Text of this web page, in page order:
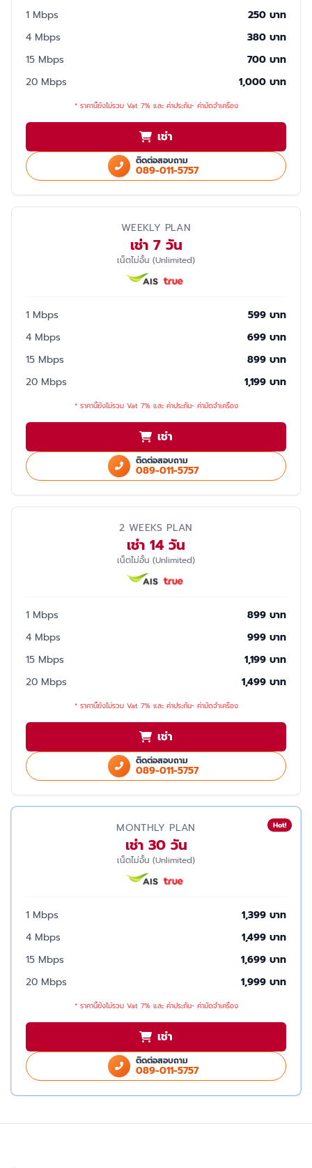
1 Mbps
250 บาท
4 Mbps
380 บาท
15 Mbps
700 บาท
20 Mbps
1,000 บาท
* ราคานี้ยังไม่รวม Vat 7% และ ค่าประกัน- ค่ามัดจำเครื่อง
เช่า
ติดต่อสอบถาม
089-011-5757
WEEKLY PLAN
เช่า 7 วัน
เน็ตไม่อั้น (Unlimited)
1 Mbps
599 บาท
4 Mbps
699 บาท
15 Mbps
899 บาท
20 Mbps
1,199 บาท
* ราคานี้ยังไม่รวม Vat 7% และ ค่าประกัน- ค่ามัดจำเครื่อง
เช่า
ติดต่อสอบถาม
089-011-5757
2 WEEKS PLAN
เช่า 14 วัน
เน็ตไม่อั้น (Unlimited)
1 Mbps
899 บาท
4 Mbps
999 บาท
15 Mbps
1,199 บาท
20 Mbps
1,499 บาท
* ราคานี้ยังไม่รวม Vat 7% และ ค่าประกัน- ค่ามัดจำเครื่อง
เช่า
ติดต่อสอบถาม
089-011-5757
Hot!
MONTHLY PLAN
เช่า 30 วัน
เน็ตไม่อั้น (Unlimited)
1 Mbps
1,399 บาท
4 Mbps
1,499 บาท
15 Mbps
1,699 บาท
20 Mbps
1,999 บาท
* ราคานี้ยังไม่รวม Vat 7% และ ค่าประกัน- ค่ามัดจำเครื่อง
เช่า
ติดต่อสอบถาม
089-011-5757